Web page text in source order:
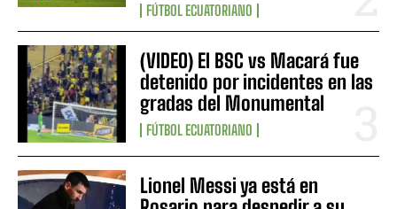
FÚTBOL ECUATORIANO
(VIDEO) El BSC vs Macará fue
detenido por incidentes en las
gradas del Monumental
FÚTBOL ECUATORIANO
Lionel Messi ya está en